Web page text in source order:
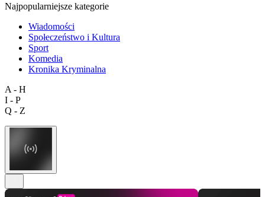
Najpopularniejsze kategorie
Wiadomości
Społeczeństwo i Kultura
Sport
Komedia
Kronika Kryminalna
A - H
I - P
Q - Z